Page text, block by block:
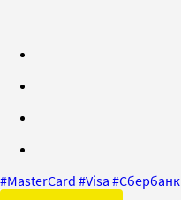
#MasterCard #Visa #Сбербанк